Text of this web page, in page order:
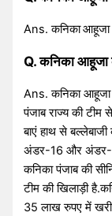
Ans. कनिकाआहूजा
Q. कनिका आहूजा
Ans. कनिका आहूजा
पंजाब राज्य की टीम
बाएं हाथ से
अंडर-16 और अंडर-
कनिका पंजाब की
टीम की खिलाड़ी
35 लाख रुपए में